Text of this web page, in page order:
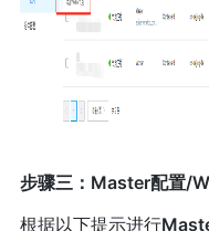
步骤三：Master配置/
根据以下提示进行